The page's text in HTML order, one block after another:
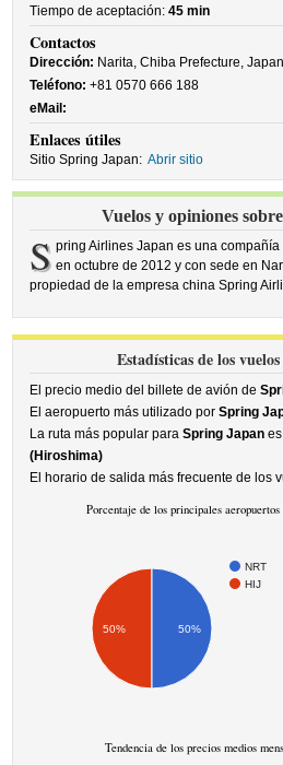
Tiempo de aceptación:45 min
Contactos
Dirección: Narita, Chiba Prefecture, Japan
Teléfono: +81 0570 666 188
eMail:
Enlaces útiles
Sitio Spring Japan: Abrir sitio
Vuelos y opiniones
S pring Airlines Japan es una
en octubre de 2012 y con sede en
propiedad de la empresa china Spring
Estadísticas de los
El precio medio del billete de avión de
El aeropuerto más utilizado porSpring
La ruta más popular paraSpring Japan es
(Hiroshima)
El horario de salida más frecuente de los
Porcentaje de los principales
NRT
HIJ
50% 50%
Tendencia de los precios medios